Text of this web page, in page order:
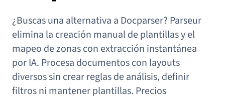
¿Buscas una alternativa a Docparser? Parseur
elimina la creación manual de plantillas y el
mapeo de zonas con extracción instantánea
por IA. Procesa documentos con layouts
diversos sin crear reglas de análisis, definir
filtros ni mantener plantillas. Precios